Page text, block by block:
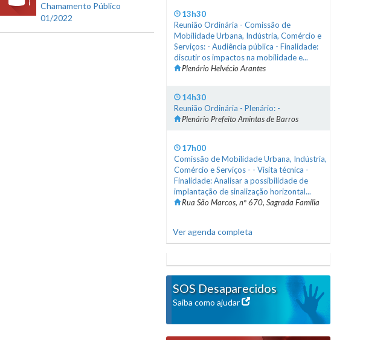
Chamamento Público
01/2022
13h30
Reunião Ordinária - Comissão de
Mobilidade Urbana, Indústria, Comércio e
Serviços: - Audiência pública - Finalidade:
discutir os impactos na mobilidade e...
Plenário Helvécio Arantes
14h30
Reunião Ordinária - Plenário: -
Plenário Prefeito Amintas de Barros
17h00
Comissão de Mobilidade Urbana, Indústria,
Comércio e Serviços - - Visita técnica -
Finalidade: Analisar a possibilidade de
implantação de sinalização horizontal...
Rua São Marcos, nº 670, Sagrada Família
Ver agenda completa
SOS Desaparecidos
Saiba como ajudar